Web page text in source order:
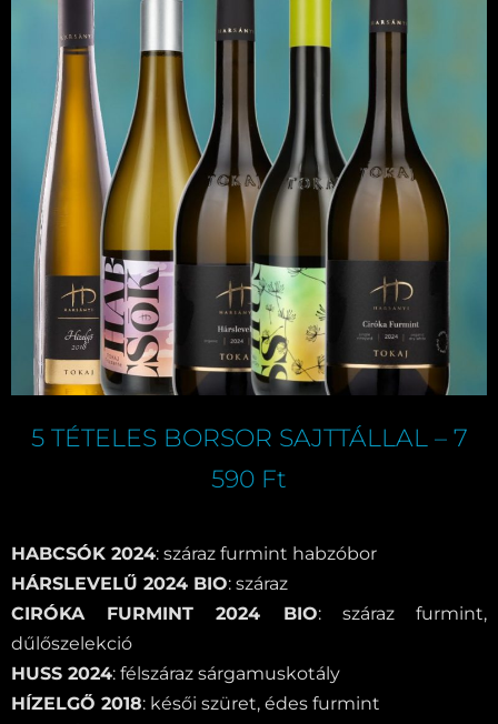
5 TÉTELES BORSOR SAJTTÁLLAL – 7
590 Ft
HABCSÓK 2024: száraz furmint habzóbor
HÁRSLEVELŰ 2024 BIO: száraz
CIRÓKA FURMINT 2024 BIO: száraz furmint,
dűlőszelekció
HUSS 2024: félszáraz sárgamuskotály
HÍZELGŐ 2018: késői szüret, édes furmint